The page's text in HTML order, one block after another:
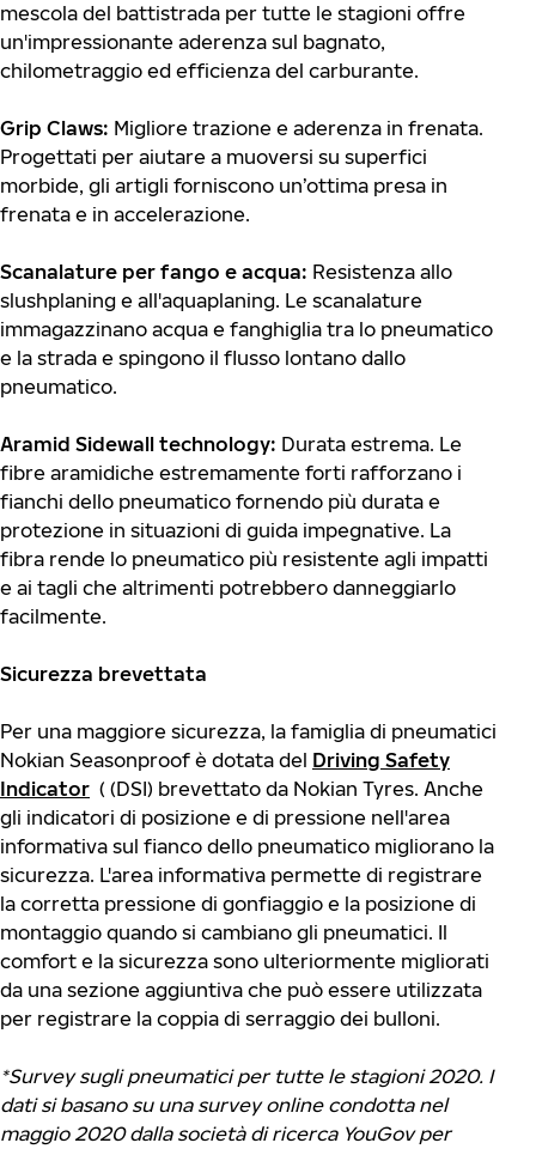
mescola del battistrada per tutte le stagioni offre
un'impressionante aderenza sul bagnato,
chilometraggio ed efficienza del carburante.
Grip Claws: Migliore trazione e aderenza in frenata.
Progettati per aiutare a muoversi su superfici
morbide, gli artigli forniscono un’ottima presa in
frenata e in accelerazione.
Scanalature per fango e acqua: Resistenza allo
slushplaning e all'aquaplaning. Le scanalature
immagazzinano acqua e fanghiglia tra lo pneumatico
e la strada e spingono il flusso lontano dallo
pneumatico.
Aramid Sidewall technology: Durata estrema. Le
fibre aramidiche estremamente forti rafforzano i
fianchi dello pneumatico fornendo più durata e
protezione in situazioni di guida impegnative. La
fibra rende lo pneumatico più resistente agli impatti
e ai tagli che altrimenti potrebbero danneggiarlo
facilmente.
Sicurezza brevettata
Per una maggiore sicurezza, la famiglia di pneumatici
Nokian Seasonproof è dotata del Driving Safety
Indicator ( (DSI) brevettato da Nokian Tyres. Anche
gli indicatori di posizione e di pressione nell'area
informativa sul fianco dello pneumatico migliorano la
sicurezza. L'area informativa permette di registrare
la corretta pressione di gonfiaggio e la posizione di
montaggio quando si cambiano gli pneumatici. Il
comfort e la sicurezza sono ulteriormente migliorati
da una sezione aggiuntiva che può essere utilizzata
per registrare la coppia di serraggio dei bulloni.
*Survey sugli pneumatici per tutte le stagioni 2020. I
dati si basano su una survey online condotta nel
maggio 2020 dalla società di ricerca YouGov per